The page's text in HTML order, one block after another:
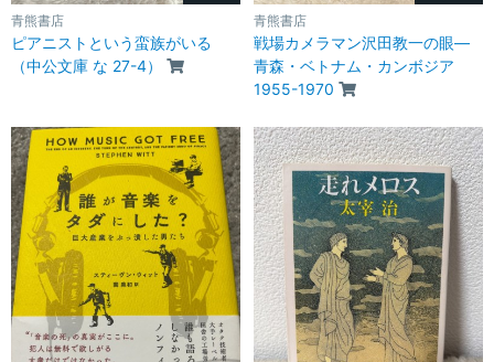
青熊書店
ピアニストという蛮族がいる
（中公文庫 な 27-4）
青熊書店
戦場カメラマン沢田教一の眼―
青森・ベトナム・カンボジア
1955-1970